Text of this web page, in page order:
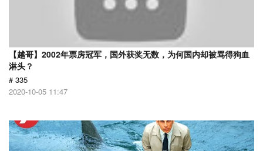
【越哥】2002年票房冠军，国外获奖无数，为何国内却被骂得狗血
淋头？
# 335
2020-10-05 11:47